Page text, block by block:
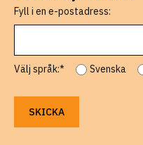
Fyll i en e-postadress:
Välj språk:* Svenska